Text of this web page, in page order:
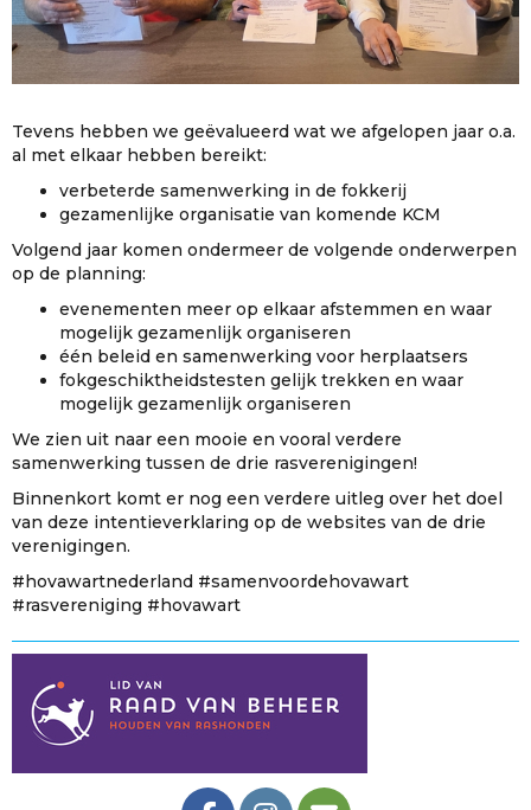
Tevens hebben we geëvalueerd wat we afgelopen jaar o.a.
al met elkaar hebben bereikt:
verbeterde samenwerking in de fokkerij
gezamenlijke organisatie van komende KCM
Volgend jaar komen ondermeer de volgende onderwerpen
op de planning:
evenementen meer op elkaar afstemmen en waar
mogelijk gezamenlijk organiseren
één beleid en samenwerking voor herplaatsers
fokgeschiktheidstesten gelijk trekken en waar
mogelijk gezamenlijk organiseren
We zien uit naar een mooie en vooral verdere
samenwerking tussen de drie rasverenigingen!
Binnenkort komt er nog een verdere uitleg over het doel
van deze intentieverklaring op de websites van de drie
verenigingen.
#hovawartnederland #samenvoordehovawart
#rasvereniging #hovawart